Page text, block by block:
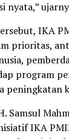
nyata,”
IKA
prioritas,
program
peningkatan
Samsul
IKA